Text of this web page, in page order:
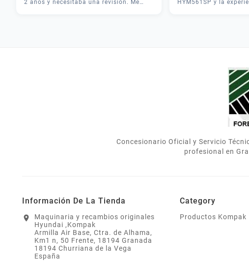
2 años y necesitaba una revisión. Me
HYM561SP y la
necesitaba para mi
Concesionario Oficial y Servicio
profesional en
Información De La Tienda
location_on
Maquinaria y recambios originales
Hyundai ,Kompak
Armilla Air Base, Ctra. de Alhama,
Km1 n, 50 Frente, 18194 Granada
18194 Churriana de la Vega
España
Category
Productos Kompak